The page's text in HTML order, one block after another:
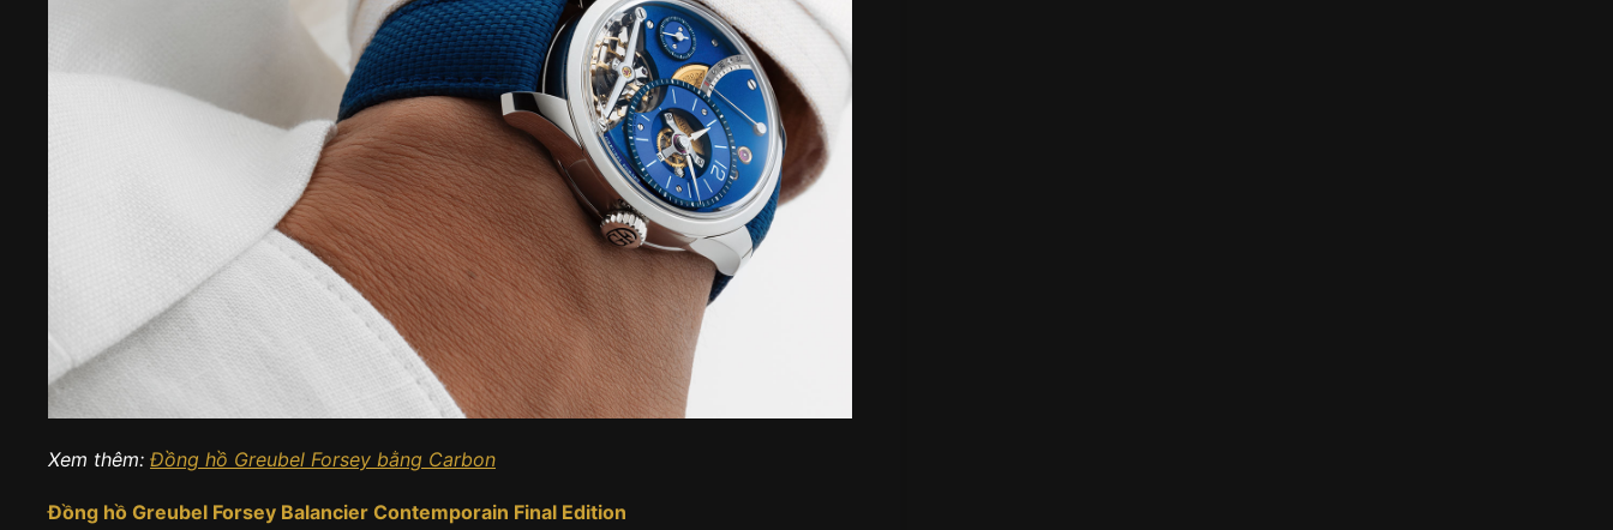
Xem thêm: Đồng hồ Greubel Forsey bằng Carbon
Đồng hồ Greubel Forsey Balancier Contemporain Final Edition